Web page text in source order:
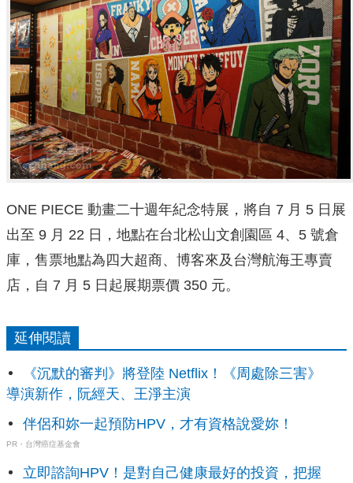
ONE PIECE 動畫二十週年紀念特展，將自 7 月 5 日展
出至 9 月 22 日，地點在台北松山文創園區 4、5 號倉
庫，售票地點為四大超商、博客來及台灣航海王專賣
店，自 7 月 5 日起展期票價 350 元。
延伸閱讀
《沉默的審判》將登陸 Netflix！《周處除三害》
導演新作，阮經天、王淨主演
伴侶和妳一起預防HPV，才有資格說愛妳！
PR・台灣癌症基金會
立即諮詢HPV！是對自己健康最好的投資，把握